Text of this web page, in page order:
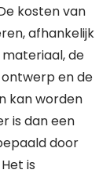
kosten van
afhankelijk
de
en de
kan worden
is dan een
door
is